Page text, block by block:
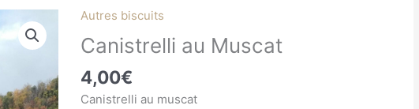
Autres biscuits
Canistrelli au Muscat
4,00€
Canistrelli au muscat
quantité
de
Canistrelli
au
Muscat